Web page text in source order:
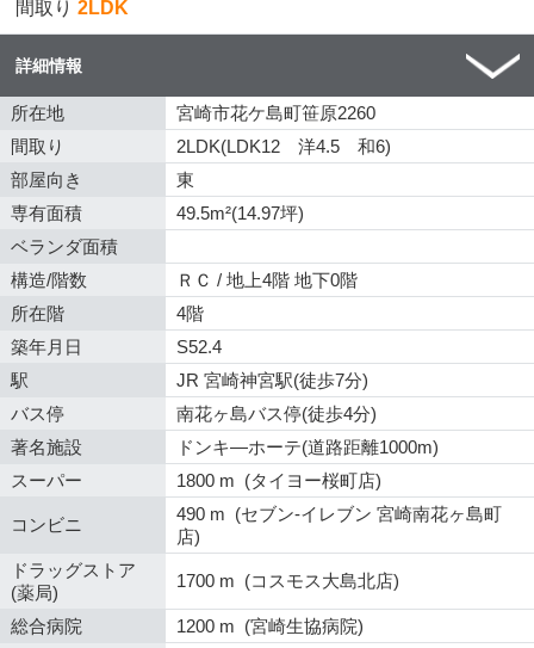
間取り2LDK
詳細情報
所在地
宮崎市花ケ島町笹原2260
間取り
2LDK(LDK12 洋4.5 和6)
部屋向き
東
専有面積
49.5m²(14.97坪)
ベランダ面積
構造/階数
ＲＣ / 地上4階 地下0階
所在階
4階
築年月日
S52.4
駅
JR 宮崎神宮駅(徒歩7分)
バス停
南花ヶ島バス停(徒歩4分)
著名施設
ドンキ―ホーテ(道路距離1000m)
スーパー
1800 m (タイヨー桜町店)
コンビニ
490 m (セブン-イレブン 宮崎南花ヶ島町
店)
ドラッグストア
(薬局)
1700 m (コスモス大島北店)
総合病院
1200 m (宮崎生協病院)